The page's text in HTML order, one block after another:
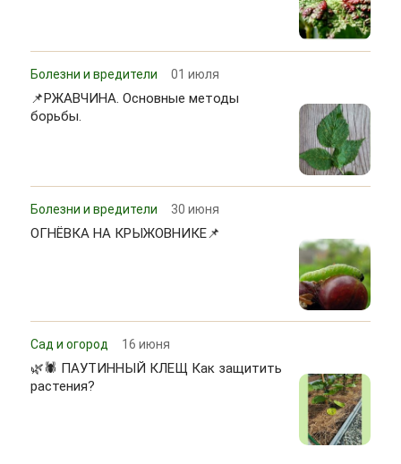
Болезни и вредители 01 июля
📌РЖАВЧИНА. Основные методы
борьбы.
Болезни и вредители 30 июня
ОГНЁВКА НА КРЫЖОВНИКЕ📌
Сад и огород 16 июня
🌿🕷 ПАУТИННЫЙ КЛЕЩ Как защитить
растения?